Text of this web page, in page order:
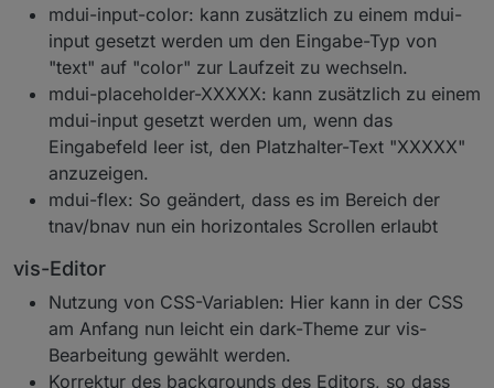
mdui-input-color: kann zusätzlich zu einem mdui-
input gesetzt werden um den Eingabe-Typ von
"text" auf "color" zur Laufzeit zu wechseln.
mdui-placeholder-XXXXX: kann zusätzlich zu einem
mdui-input gesetzt werden um, wenn das
Eingabefeld leer ist, den Platzhalter-Text "XXXXX"
anzuzeigen.
mdui-flex: So geändert, dass es im Bereich der
tnav/bnav nun ein horizontales Scrollen erlaubt
vis-Editor
Nutzung von CSS-Variablen: Hier kann in der CSS
am Anfang nun leicht ein dark-Theme zur vis-
Bearbeitung gewählt werden.
Korrektur des backgrounds des Editors, so dass